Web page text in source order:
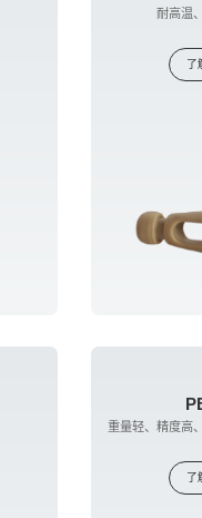
耐高温
了
重量轻、精度高
了